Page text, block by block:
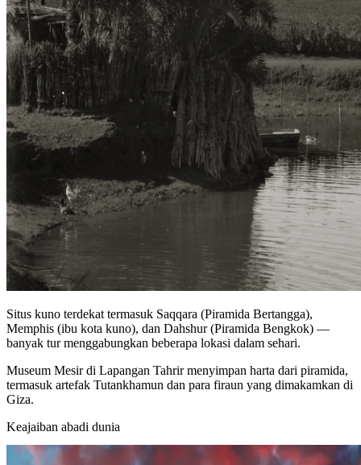
Situs kuno terdekat termasuk Saqqara (Piramida Bertangga),
Memphis (ibu kota kuno), dan Dahshur (Piramida Bengkok) —
banyak tur menggabungkan beberapa lokasi dalam sehari.
Museum Mesir di Lapangan Tahrir menyimpan harta dari piramida,
termasuk artefak Tutankhamun dan para firaun yang dimakamkan di
Giza.
Keajaiban abadi dunia